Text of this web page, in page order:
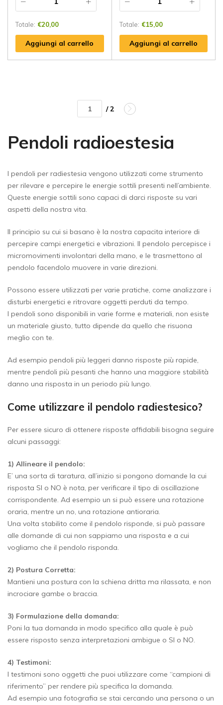
Totale: €20,00
Aggiungi al carrello
Totale: €15,00
Aggiungi al carrello
/ 2
Pendoli radioestesia
I pendoli per radiestesia vengono utilizzati come strumento
per rilevare e percepire le energie sottili presenti nell’ambiente.
Queste energie sottili sono capaci di darci risposte su vari
aspetti della nostra vita.
Il principio su cui si basano è la nostra capacita interiore di
percepire campi energetici e vibrazioni. Il pendolo percepisce i
micromovimenti involontari della mano, e le trasmettono al
pendolo facendolo muovere in varie direzioni.
Possono essere utilizzati per varie pratiche, come analizzare i
disturbi energetici e ritrovare oggetti perduti da tempo.
I pendoli sono disponibili in varie forme e materiali, non esiste
un materiale giusto, tutto dipende da quello che risuona
meglio con te.
Ad esempio pendoli più leggeri danno risposte più rapide,
mentre pendoli più pesanti che hanno una maggiore stabilità
danno una risposta in un periodo più lungo.
Come utilizzare il pendolo radiestesico?
Per essere sicuro di ottenere risposte affidabili bisogna seguire
alcuni passaggi:
1) Allineare il pendolo:
E’ una sorta di taratura, all’inizio si pongono domande la cui
risposta SI o NO è nota, per verificare il tipo di oscillazione
corrispondente. Ad esempio un si può essere una rotazione
oraria, mentre un no, una rotazione antioraria.
Una volta stabilito come il pendolo risponde, si può passare
alle domande di cui non sappiamo una risposta e a cui
vogliamo che il pendolo risponda.
2) Postura Corretta:
Mantieni una postura con la schiena dritta ma rilassata, e non
incrociare gambe o braccia.
3) Formulazione della domanda:
Poni la tua domanda in modo specifico alla quale è può
essere risposto senza interpretazioni ambigue o SI o NO.
4) Testimoni:
I testimoni sono oggetti che puoi utilizzare come “campioni di
riferimento” per rendere più specifica la domanda.
Ad esempio una fotografia se stai cercando una persona o un